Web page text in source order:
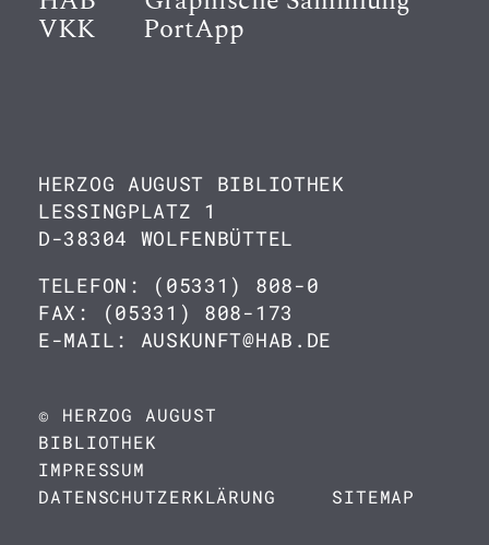
VKK PortApp
HERZOG AUGUST BIBLIOTHEK
LESSINGPLATZ 1
D-38304 WOLFENBÜTTEL
TELEFON: (05331) 808-0
FAX: (05331) 808-173
E-MAIL: AUSKUNFT@HAB.DE
© HERZOG AUGUST
BIBLIOTHEK
IMPRESSUM
DATENSCHUTZERKLÄRUNG
SITEMAP